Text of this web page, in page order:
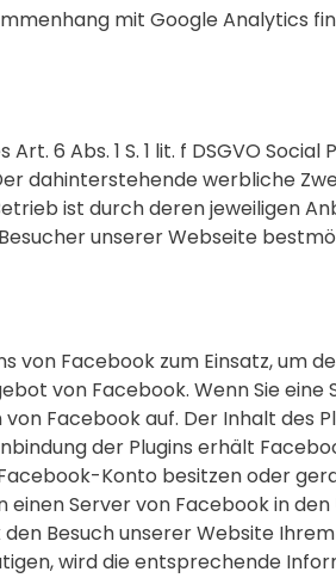
mit Google Analytics
6 Abs. 1 S. 1 lit. f DSGVO
dahinterstehende werbliche
ist durch deren jeweiligen
unserer Webseite
Facebook zum Einsatz, um
von Facebook. Wenn Sie
Facebook auf. Der Inhalt
der Plugins erhält
Konto besitzen oder
Server von Facebook in
Besuch unserer Website
wird die entsprechende